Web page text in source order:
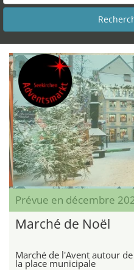
Prévue en décembre
Marché de Noël
Marché de l'Avent autour
la place municipale